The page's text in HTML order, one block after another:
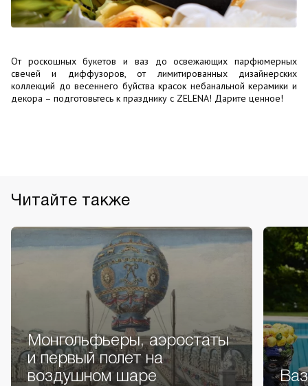
От роскошных букетов и ваз до освежающих парфюмерных
свечей и диффузоров, от лимитированных дизайнерских
коллекций до весеннего буйства красок небанальной керамики и
декора – подготовьтесь к празднику с ZELENA! Дарите ценное!
Читайте также
Монгольфьеры, аэростаты
и первый полет на
воздушном шаре